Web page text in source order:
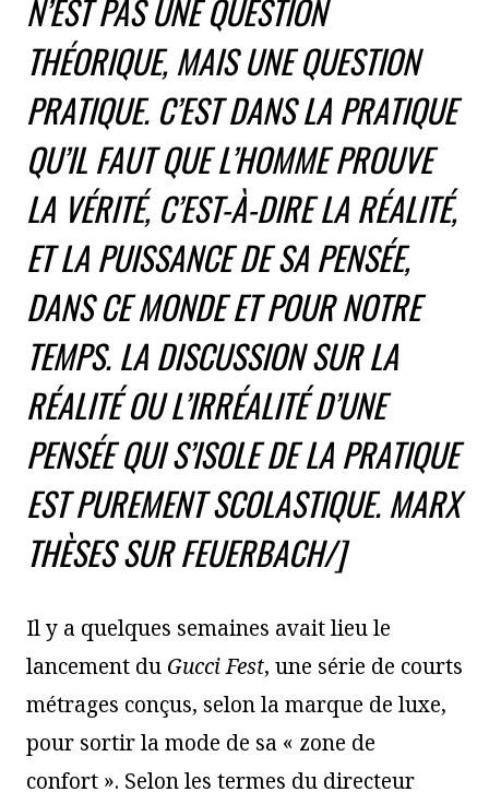
N’EST PAS UNE QUESTION
THÉORIQUE, MAIS UNE QUESTION
PRATIQUE. C’EST DANS LA PRATIQUE
QU’IL FAUT QUE L’HOMME PROUVE
LA VÉRITÉ, C’EST-À-DIRE LA RÉALITÉ,
ET LA PUISSANCE DE SA PENSÉE,
DANS CE MONDE ET POUR NOTRE
TEMPS. LA DISCUSSION SUR LA
RÉALITÉ OU L’IRRÉALITÉ D’UNE
PENSÉE QUI S’ISOLE DE LA PRATIQUE
EST PUREMENT SCOLASTIQUE. MARX
THÈSES SUR FEUERBACH/]
Il y a quelques semaines avait lieu le
lancement du Gucci Fest, une série de courts
métrages conçus, selon la marque de luxe,
pour sortir la mode de sa « zone de
confort ». Selon les termes du directeur